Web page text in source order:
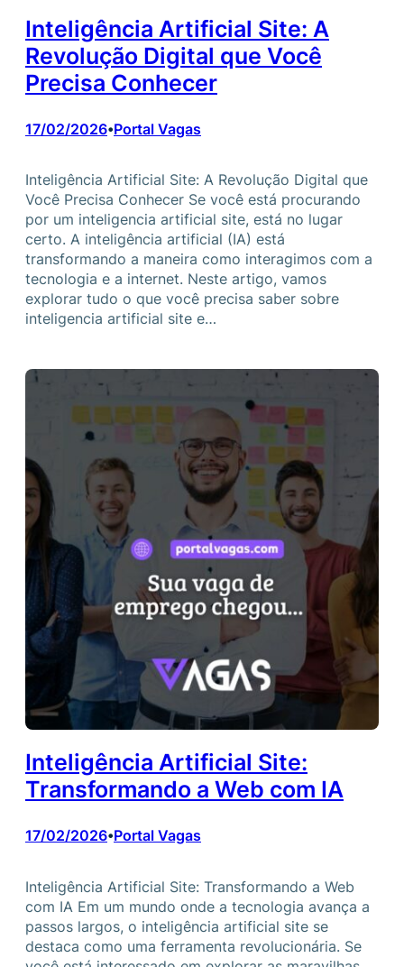
Inteligência Artificial Site: A
Revolução Digital que Você
Precisa Conhecer
17/02/2026•Portal Vagas
Inteligência Artificial Site: A Revolução Digital que
Você Precisa Conhecer Se você está procurando
por um inteligencia artificial site, está no lugar
certo. A inteligência artificial (IA) está
transformando a maneira como interagimos com a
tecnologia e a internet. Neste artigo, vamos
explorar tudo o que você precisa saber sobre
inteligencia artificial site e…
Inteligência Artificial Site:
Transformando a Web com IA
17/02/2026•Portal Vagas
Inteligência Artificial Site: Transformando a Web
com IA Em um mundo onde a tecnologia avança a
passos largos, o inteligência artificial site se
destaca como uma ferramenta revolucionária. Se